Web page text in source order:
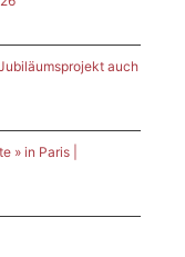
auch
» in Paris |